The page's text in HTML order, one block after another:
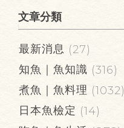
文章分類
最新消息 (27)
知魚｜魚知識 (316)
煮魚｜魚料理 (1032)
日本魚檢定 (14)